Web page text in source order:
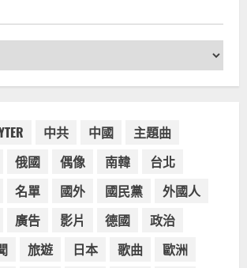
2024-01-27
方影片！日出茶太CHATIME澳洲限定
2023-08-03
波蘭人愛喝珍奶！珍珠奶茶店在波蘭
受歡迎，波霸奶茶門市顧客大排長
龍，網紅宣傳華沙珍奶店人潮多
2023-07-15
中共 中國
主題曲
俄國 偶像 南韓
台北
名單 國外 國民黨
外國人
廣告 影片 德國
政治
旅遊 日本 歌曲
歐洲